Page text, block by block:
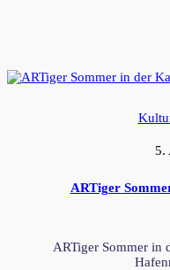
5.
ARTiger
ARTiger Sommer in